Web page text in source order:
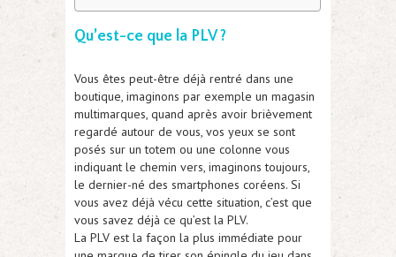
Qu’est-ce que la PLV ?
Vous êtes peut-être déjà rentré dans une
boutique, imaginons par exemple un magasin
multimarques, quand après avoir brièvement
regardé autour de vous, vos yeux se sont
posés sur un totem ou une colonne vous
indiquant le chemin vers, imaginons toujours,
le dernier-né des smartphones coréens. Si
vous avez déjà vécu cette situation, c’est que
vous savez déjà ce qu’est la PLV.
La PLV est la façon la plus immédiate pour